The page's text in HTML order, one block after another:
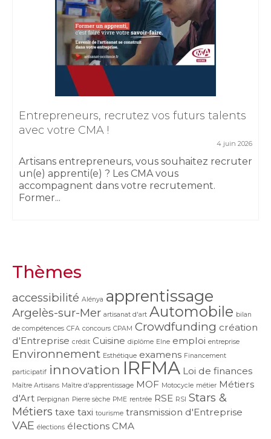
Entrepreneurs, recrutez vos futurs talents
avec votre CMA !
4 juin 2026
Artisans entrepreneurs, vous souhaitez recruter
un(e) apprenti(e) ? Les CMA vous
accompagnent dans votre recrutement.
Former...
Thèmes
accessibilité Alénya apprentissage
Argelès-sur-Mer artisanat d'art Automobile bilan
de compétences CFA concours CPAM Crowdfunding création
d'Entreprise crédit Cuisine diplôme Elne emploi entreprise
Environnement Esthétique examens Financement
participatif innovation IRFMA Loi de finances
Maître Artisans Maître d'apprentissage MOF Motocycle métier Métiers
d'Art Perpignan Pierre sèche PME rentrée RSE RSI Stars &
Métiers taxe taxi tourisme transmission d'Entreprise
VAE élections élections CMA